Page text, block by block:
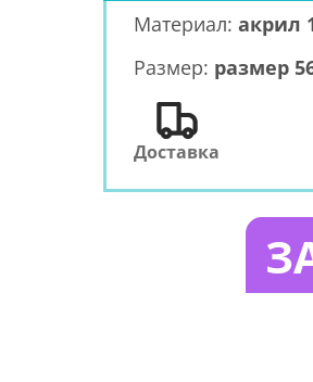
Материал: акрил
Размер: размер
Доставка